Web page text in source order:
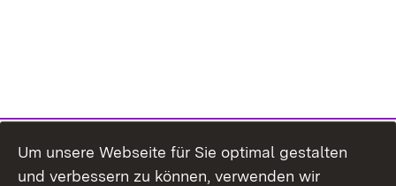
Um unsere Webseite für Sie optimal gestalten
und verbessern zu können, verwenden wir